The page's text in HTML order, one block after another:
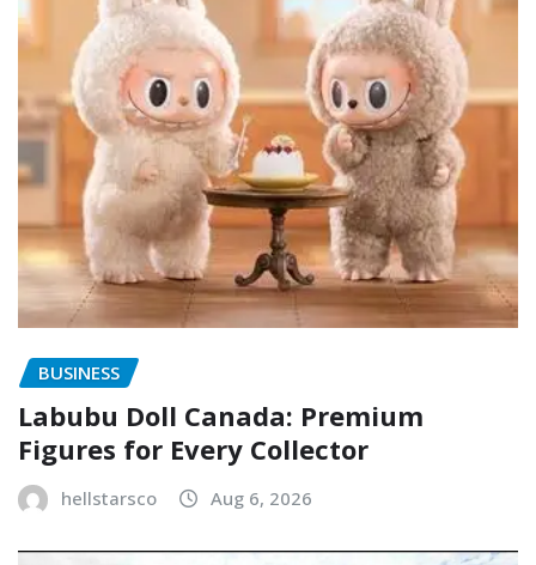
BUSINESS
Labubu Doll Canada: Premium
Figures for Every Collector
hellstarsco Aug 6, 2026